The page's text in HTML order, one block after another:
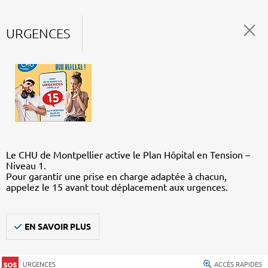
URGENCES
Le CHU de Montpellier active le Plan Hôpital en Tension –
Niveau 1.
Pour garantir une prise en charge adaptée à chacun,
appelez le 15 avant tout déplacement aux urgences.
EN SAVOIR PLUS
URGENCES ACCÈS RAPIDES